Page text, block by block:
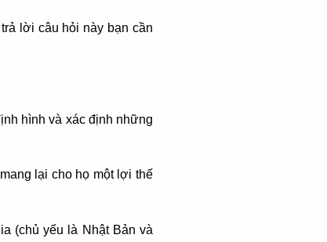
lời câu hỏi này bạn cần
hình và xác định những
lại cho họ một lợi thế
(chủ yếu là Nhật Bản và